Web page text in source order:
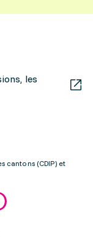
les
cantons (CDIP) et